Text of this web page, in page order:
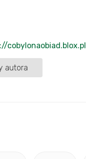
cobylonaobiad.blox.pl
autora